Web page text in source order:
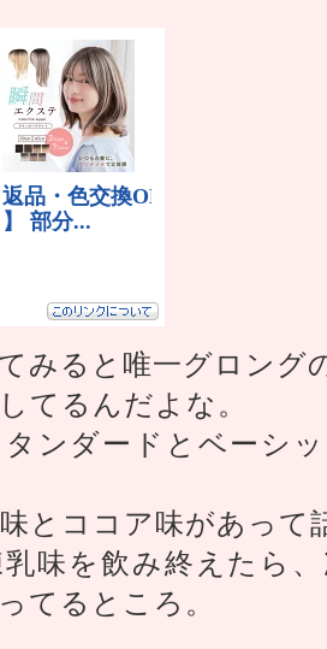
みると唯一グロング
てるんだよな。
ンダードとベーシ
とココア味があっ
味を飲み終えたら
てるところ。